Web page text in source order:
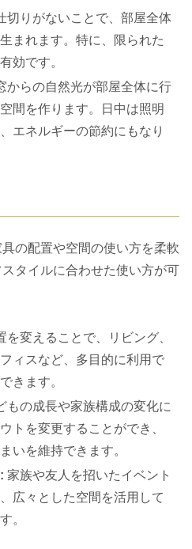
切りがないことで、部屋全体
まれます。特に、限られた
効です。
からの自然光が部屋全体に行
間を作ります。日中は照明
エネルギーの節約にもなり
の配置や空間の使い方を柔軟
タイルに合わせた使い方が可
を変えることで、リビング、
ィスなど、多目的に利用で
きます。
もの成長や家族構成の変化に
トを変更することができ、
いを維持できます。
家族や友人を招いたイベント
広々とした空間を活用して
。